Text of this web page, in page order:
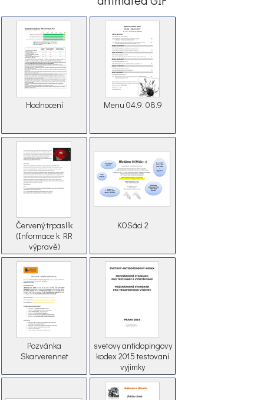
Hodnocení Menu 04.9. 08.9
Červený trpaslík
(Informace k RR
výpravě)
KOSáci 2
Pozvánka
Skarverennet
svetovy antidopingovy
kodex 2015 testovani
vyjimky